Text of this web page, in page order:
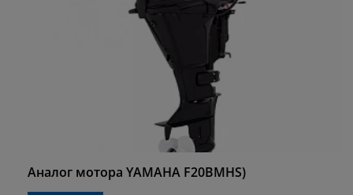
Аналог мотора YAMAHA F20BMHS)